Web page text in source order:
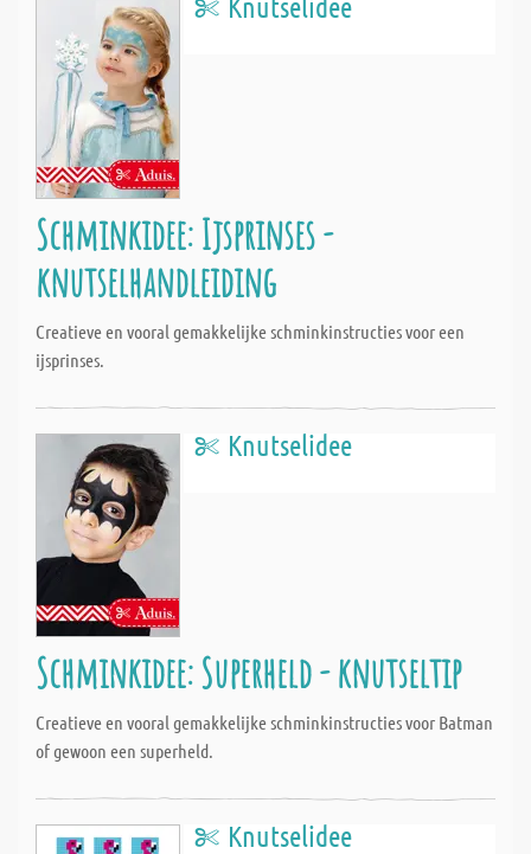
Schminkidee: Ijsprinses -
knutselhandleiding
Creatieve en vooral gemakkelijke schminkinstructies voor een
ijsprinses.
Knutselidee
Schminkidee: Superheld - knutseltip
Creatieve en vooral gemakkelijke schminkinstructies voor Batman
of gewoon een superheld.
Knutselidee